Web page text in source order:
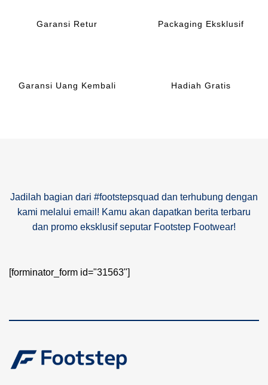
Garansi Retur Packaging Eksklusif
Garansi Uang Kembali Hadiah Gratis
Jadilah bagian dari #footstepsquad dan terhubung dengan
kami melalui email! Kamu akan dapatkan berita terbaru
dan promo eksklusif seputar Footstep Footwear!
[forminator_form id="31563"]